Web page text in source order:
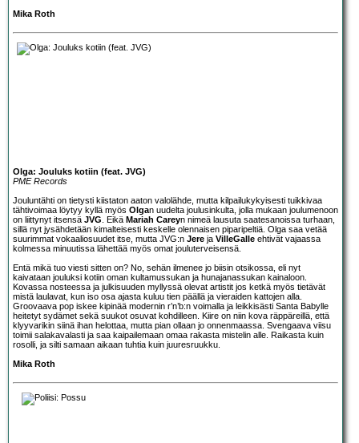
Mika Roth
Olga: Jouluks kotiin (feat. JVG)
PME Records
Jouluntähti on tietysti kiistaton aaton valolähde, mutta kilpailukykyisesti tuikkivaa
tähtivoimaa löytyy kyllä myös Olgan uudelta joulusinkulta, jolla mukaan joulumenoon
on liittynyt itsensä JVG . Eikä Mariah Careyn nimeä lausuta saatesanoissa turhaan,
sillä nyt jysähdetään kimalteisesti keskelle olennaisen piparipeltiä. Olga saa vetää
suurimmat vokaaliosuudet itse, mutta JVG:n Jere ja VilleGalle ehtivät vajaassa
kolmessa minuutissa lähettää myös omat jouluterveisensä.
Entä mikä tuo viesti sitten on? No, sehän ilmenee jo biisin otsikossa, eli nyt
kaivataan jouluksi kotiin oman kultamussukan ja hunajanassukan kainaloon.
Kovassa nosteessa ja julkisuuden myllyssä olevat artistit jos ketkä myös tietävät
mistä laulavat, kun iso osa ajasta kuluu tien päällä ja vieraiden kattojen alla.
Groovaava pop iskee kipinää modernin r’n’b:n voimalla ja leikkisästi Santa Babylle
heitetyt sydämet sekä suukot osuvat kohdilleen. Kiire on niin kova räppäreillä, että
klyyvarikin siinä ihan helottaa, mutta pian ollaan jo onnenmaassa. Svengaava viisu
toimii salakavalasti ja saa kaipailemaan omaa rakasta mistelin alle. Raikasta kuin
rosolli, ja silti samaan aikaan tuhtia kuin juuresruukku.
Mika Roth